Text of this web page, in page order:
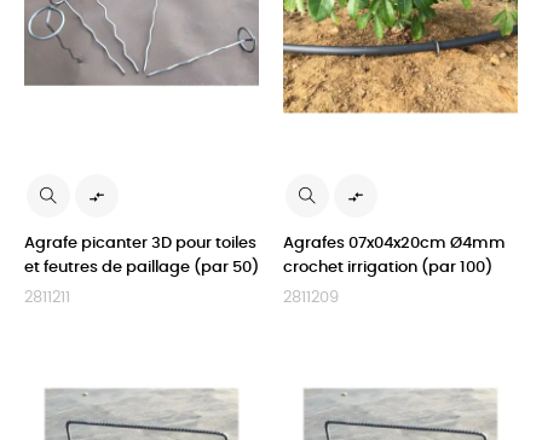

Agrafe picanter 3D pour toiles
et feutres de paillage (par 50)
2811211

Agrafes 07x04x20cm Ø4mm
crochet irrigation (par 100)
2811209